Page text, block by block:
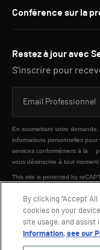
Conférence sur la
Restez à jour avec
S'inscrire pour
En soumettant votre
informations personnelles
services conformément à la
vous désinscrire à tout
This site is protected by
By clicking “Accept
cookies on your
site usage, and
information, see our